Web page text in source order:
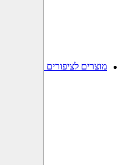
מוצרים לציפורים